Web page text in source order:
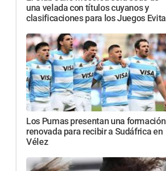
una velada con títulos cuyanos y
clasificaciones para los Juegos Evita
Los Pumas presentan una formación
renovada para recibir a Sudáfrica en
Vélez